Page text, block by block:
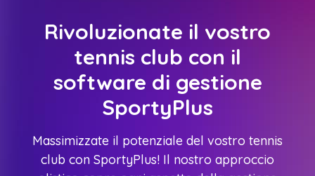
Rivoluzionate il vostro
tennis club con il
software di gestione
SportyPlus
Massimizzate il potenziale del vostro tennis
club con SportyPlus! Il nostro approccio